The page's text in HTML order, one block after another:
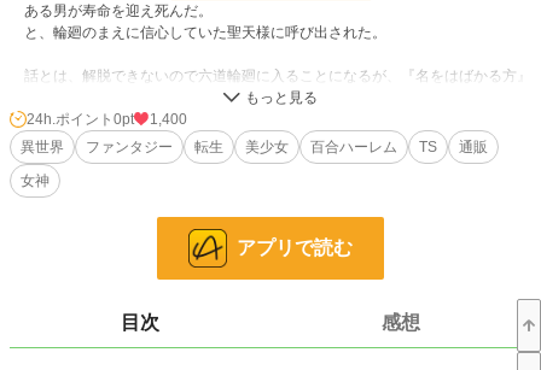
ある男が寿命を迎え死んだ。
と、輪廻のまえに信心していた聖天様に呼び出された。
話とは、解脱できないので六道輪廻に入ることになるが、『名をはばかる方』
の御指図で、異世界に転移できるというのだ。
ＴＳと引き換えに不老不死、絶対不可侵の加護の上に、『お取り寄せ能力』と
いう変な能力までいただいた主人公。
納得して転移した異世界は……
のんびりと憧れの『心静かな日々』を送るはずが……
気が付けば異世界で通販生活、まんざらでもない日々だが……『心静かな
本作は作者が別の表題で公開していた物を、追加修正させていただいたもので
す。その為に作品名もそぐわなくなり、今回『エーリュシオンでお取りよせ？』
24h.ポイント 0pt
1,400
異世界
ファンタジー 転生 美少女 百合ハーレム TS
通販
女神
アプリで読む
目次 感想